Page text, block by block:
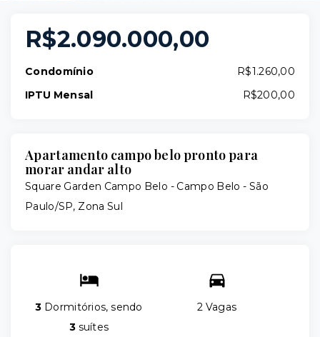
R$2.090.000,00
Condomínio
R$1.260,00
IPTU Mensal
R$200,00
Apartamento campo belo pronto para
morar andar alto
Square Garden Campo Belo - Campo Belo - São
Paulo/SP, Zona Sul
3 Dormitórios, sendo
3suítes
2 Vagas